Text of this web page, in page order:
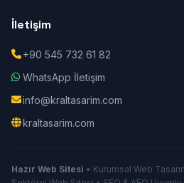
İletişim
+90 545 732 61 82
WhatsApp İletişim
info@kraltasarim.com
kraltasarim.com
Hazır Web Sitesi • Kurumsal Web